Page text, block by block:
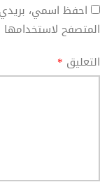
احفظ اسمي، بريدي
المتصفح
التعليق *